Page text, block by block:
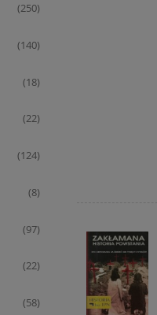
(250)
(140)
(18)
(22)
(124)
(8)
(97)
(22)
(58)